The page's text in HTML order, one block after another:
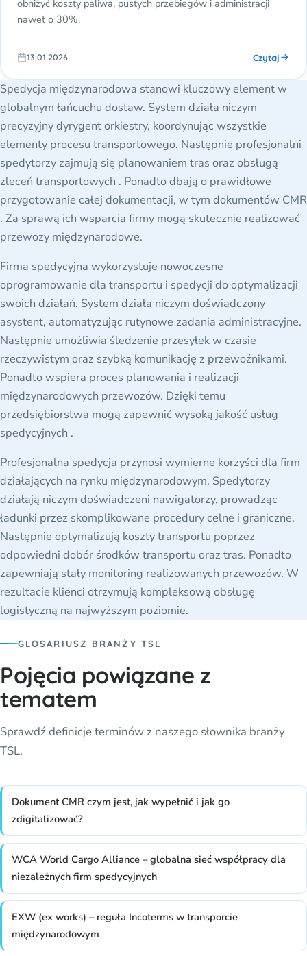
obniżyć koszty paliwa, pustych przebiegów i administracji
nawet o 30%.
13.01.2026 Czytaj
Spedycja międzynarodowa stanowi kluczowy element w
globalnym łańcuchu dostaw. System działa niczym
precyzyjny dyrygent orkiestry, koordynując wszystkie
elementy procesu transportowego. Następnie profesjonalni
spedytorzy zajmują się planowaniem tras oraz obsługą
zleceń transportowych . Ponadto dbają o prawidłowe
przygotowanie całej dokumentacji, w tym dokumentów CMR
. Za sprawą ich wsparcia firmy mogą skutecznie realizować
przewozy międzynarodowe.
Firma spedycyjna wykorzystuje nowoczesne
oprogramowanie dla transportu i spedycji do optymalizacji
swoich działań. System działa niczym doświadczony
asystent, automatyzując rutynowe zadania administracyjne.
Następnie umożliwia śledzenie przesyłek w czasie
rzeczywistym oraz szybką komunikację z przewoźnikami.
Ponadto wspiera proces planowania i realizacji
międzynarodowych przewozów. Dzięki temu
przedsiębiorstwa mogą zapewnić wysoką jakość usług
spedycyjnych .
Profesjonalna spedycja przynosi wymierne korzyści dla firm
działających na rynku międzynarodowym. Spedytorzy
działają niczym doświadczeni nawigatorzy, prowadząc
ładunki przez skomplikowane procedury celne i graniczne.
Następnie optymalizują koszty transportu poprzez
odpowiedni dobór środków transportu oraz tras. Ponadto
zapewniają stały monitoring realizowanych przewozów. W
rezultacie klienci otrzymują kompleksową obsługę
logistyczną na najwyższym poziomie.
GLOSARIUSZ BRANŻY TSL
Pojęcia powiązane z
tematem
Sprawdź definicje terminów z naszego słownika branży
TSL.
Dokument CMR czym jest, jak wypełnić i jak go
zdigitalizować?
WCA World Cargo Alliance – globalna sieć współpracy dla
niezależnych firm spedycyjnych
EXW (ex works) – reguła Incoterms w transporcie
międzynarodowym